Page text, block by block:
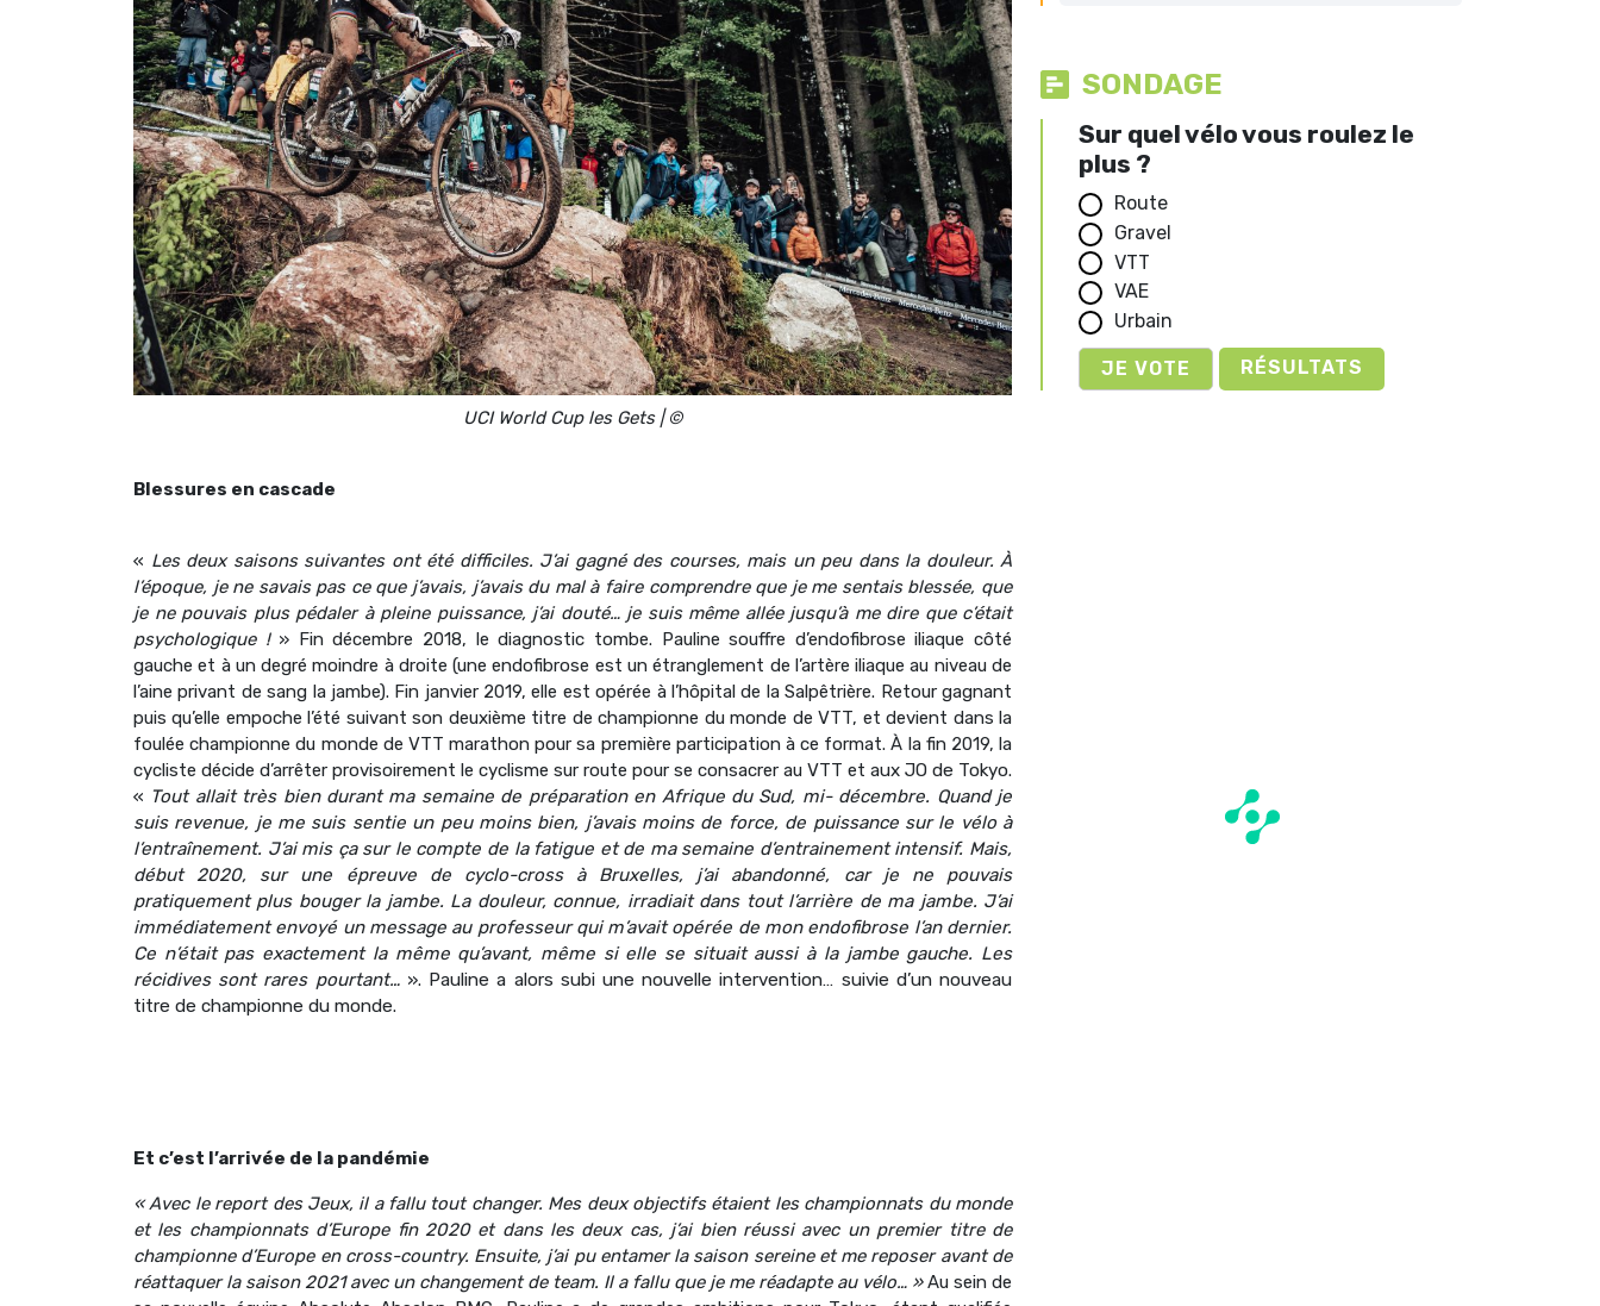
UCI World Cup les Gets | ©
Blessures en cascade
« Les deux saisons suivantes ont été difficiles. J’ai gagné des courses, mais un peu dans la douleur. À
l’époque, je ne savais pas ce que j’avais, j’avais du mal à faire comprendre que je me sentais blessée, que
je ne pouvais plus pédaler à pleine puissance, j’ai douté… je suis même allée jusqu’à me dire que c’était
psychologique ! » Fin décembre 2018, le diagnostic tombe. Pauline souffre d’endofibrose iliaque côté
gauche et à un degré moindre à droite (une endofibrose est un étranglement de l’artère iliaque au niveau de
l’aine privant de sang la jambe). Fin janvier 2019, elle est opérée à l’hôpital de la Salpêtrière. Retour gagnant
puis qu’elle empoche l’été suivant son deuxième titre de championne du monde de VTT, et devient dans la
foulée championne du monde de VTT marathon pour sa première participation à ce format. À la fin 2019, la
cycliste décide d’arrêter provisoirement le cyclisme sur route pour se consacrer au VTT et aux JO de Tokyo.
« Tout allait très bien durant ma semaine de préparation en Afrique du Sud, mi- décembre. Quand je
suis revenue, je me suis sentie un peu moins bien, j’avais moins de force, de puissance sur le vélo à
l’entraînement. J’ai mis ça sur le compte de la fatigue et de ma semaine d’entrainement intensif. Mais,
début 2020, sur une épreuve de cyclo-cross à Bruxelles, j’ai abandonné, car je ne pouvais
pratiquement plus bouger la jambe. La douleur, connue, irradiait dans tout l’arrière de ma jambe. J’ai
immédiatement envoyé un message au professeur qui m’avait opérée de mon endofibrose l’an dernier.
Ce n’était pas exactement la même qu’avant, même si elle se situait aussi à la jambe gauche. Les
récidives sont rares pourtant… ». Pauline a alors subi une nouvelle intervention… suivie d’un nouveau
titre de championne du monde.
Et c’est l’arrivée de la pandémie
« Avec le report des Jeux, il a fallu tout changer. Mes deux objectifs étaient les championnats du monde
et les championnats d’Europe fin 2020 et dans les deux cas, j’ai bien réussi avec un premier titre de
championne d’Europe en cross-country. Ensuite, j’ai pu entamer la saison sereine et me reposer avant de
réattaquer la saison 2021 avec un changement de team. Il a fallu que je me réadapte au vélo… »Au sein de
SONDAGE
Sur quel vélo vous roulez le
plus ?
Route
Gravel
VTT
VAE
Urbain
RÉSULTATS